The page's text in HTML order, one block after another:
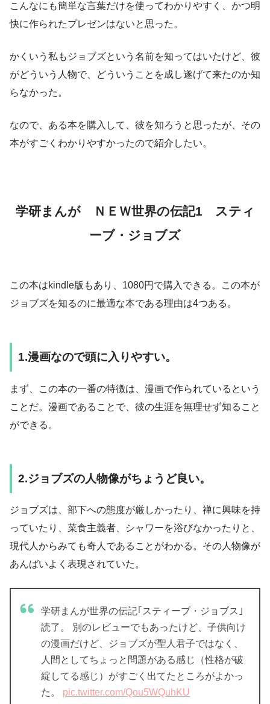
こんなにも簡単な言葉だけを使ってわかりやすく、かつ明
快に作られたプレゼンはないと思った。
かくいう私もジョブズという名前を知ってはいたけど、彼
がどういう人物で、どういうことを成し遂げて来たのか知
らなかった。
なので、ある本を購入して、彼を知ろうと思ったが、その
本がすごくわかりやすかったので紹介したい。
学研まんが ＮＥＷ世界の伝記1 スティ
ーブ・ジョブズ
この本はkindle版もあり、1080円で購入できる。この本が
ジョブズを知るのに最適な本である理由は4つある。
1.漫画なので頭に入りやすい。
まず、この本の一番の特徴は、漫画で作られているという
ことだ。漫画であることで、彼の生涯を無理せず知ること
ができる。
2.ジョブズの人物像がちょうど良い。
ジョブズは、部下への態度が厳しかったり、禅に興味を持
っていたり、菜食主義者、シャワーを浴びなかったりと、
現代人からみても奇人であることがわかる。その人物像が
あんばいよく表現されていた。
学研まんが世界の伝記｢スティーブ・ジョブス｣
読了。 別のレビューでもあったけど、子供向け
の漫画だけど、ジョブズが聖人君子ではなく、
人間としてちょっと問題がある感じ（性格が破
綻してる感じ）がすごく出てたところがよかっ
た。 pic.twitter.com/Qou5WQuhKU